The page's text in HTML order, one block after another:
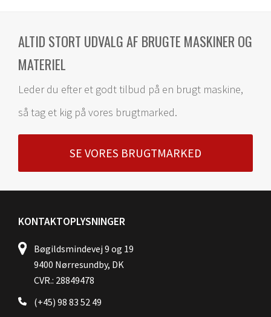
ALTID STORT UDVALG AF BRUGTE MASKINER OG
MATERIEL
Leder du efter et godt tilbud på en brugt maskine,
så tag et kig på vores brugtmarked.
SE VORES BRUGTMARKED
KONTAKTOPLYSNINGER
Bøgildsmindevej 9 og 19
9400 Nørresundby, DK
CVR.: 28849478
(+45) 98 83 52 49